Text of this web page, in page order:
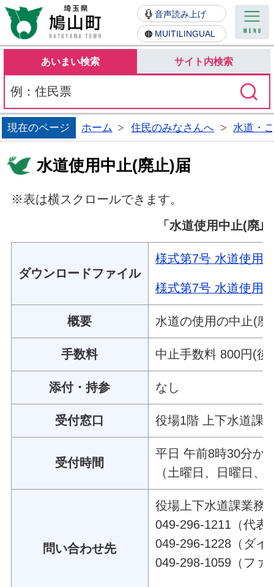
鳩山町
音声読み上げ
MUITILINGUAL
あいまい検索 サイト内検索
現在のページ ホーム 住民のみなさんへ 水道・
水道使用中止(廃止)届
※表は横スクロールできます。
「水道使用中止(廃
ダウンロードファイル
様式第7号 水道使用
様式第7号 水道使用
概要 水道の使用の中止(
手数料 中止手数料 800円(後
添付・持参 なし
受付窓口 役場1階 上下水道課
受付時間
平日 午前8時30分か
（土曜日、日曜日、
問い合わせ先
役場上下水道課業務
049-296-1211（代表
049-296-1228（ダイ
049-298-1059（ファ